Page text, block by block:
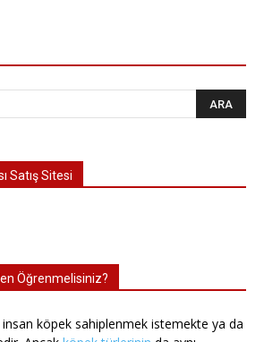
Satış Sitesi
Öğrenmelisiniz?
köpek sahiplenmek istemekte ya da